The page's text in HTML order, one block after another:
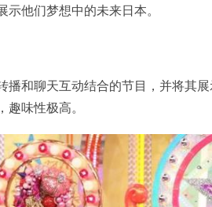
他们梦想中的未来日本。
播和聊天互动结合的节目，并将其
味性极高。